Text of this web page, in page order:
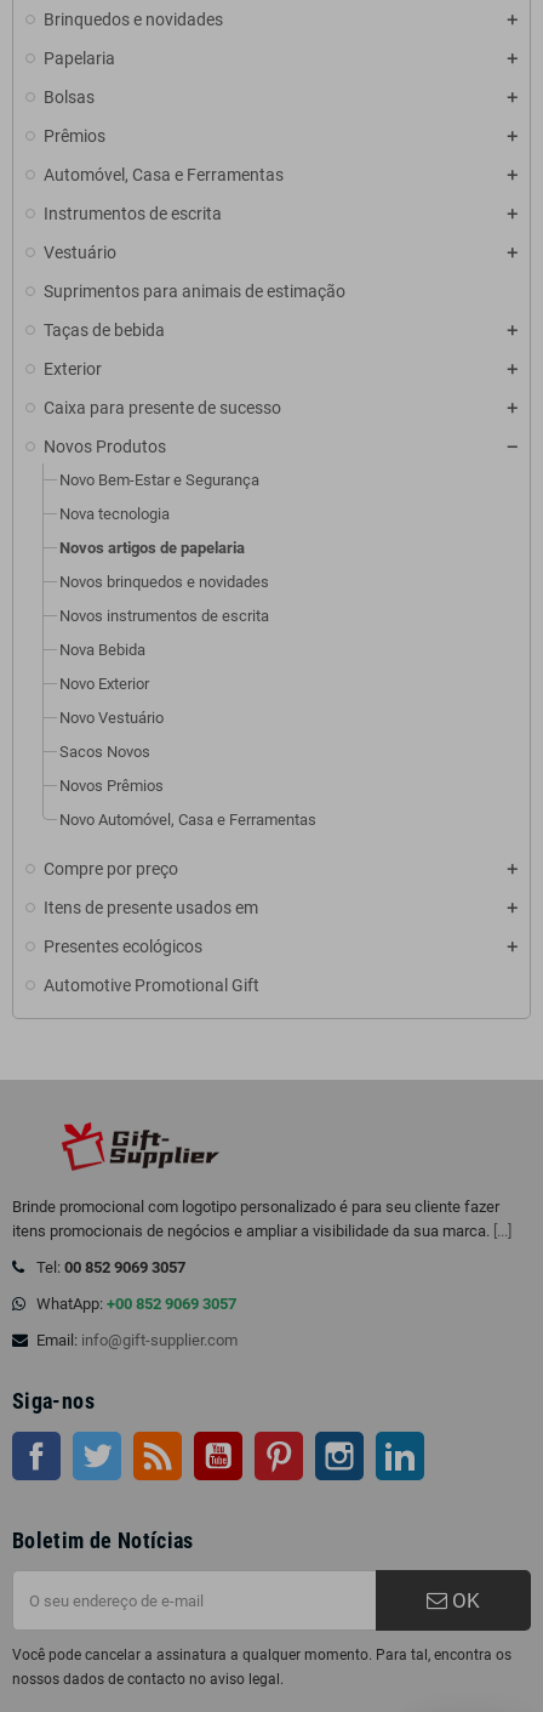
Brinquedos e novidades
Papelaria
Bolsas
Prêmios
Automóvel, Casa e Ferramentas
Instrumentos de escrita
Vestuário
Suprimentos para animais de estimação
Taças de bebida
Exterior
Caixa para presente de sucesso
Novos Produtos
Novo Bem-Estar e Segurança
Nova tecnologia
Novos artigos de papelaria
Novos brinquedos e novidades
Novos instrumentos de escrita
Nova Bebida
Novo Exterior
Novo Vestuário
Sacos Novos
Novos Prêmios
Novo Automóvel, Casa e Ferramentas
Compre por preço
Itens de presente usados em
Presentes ecológicos
Automotive Promotional Gift
Brinde promocional com logotipo personalizado é para seu cliente fazer
itens promocionais de negócios e ampliar a visibilidade da sua marca. [...]
Tel: 00 852 9069 3057
WhatApp: +00 852 9069 3057
Email: info@gift-supplier.com
Siga-nos
Facebook Twitter Rss Youtube Pinterest Instagram
Boletim de Notícias
OK
Você pode cancelar a assinatura a qualquer momento. Para tal, encontra os
nossos dados de contacto no aviso legal.